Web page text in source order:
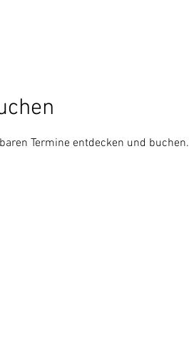
Termine entdecken und buchen.